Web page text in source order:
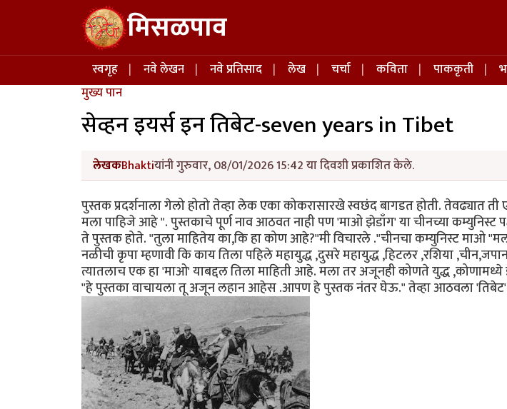
Skip to main content मिसळपाव
Main navigation
स्वगृह नवे लेखन नवे प्रतिसाद लेख चर्चा कविता पाककृती
मुख्य पान
सेव्हन इयर्स इन तिबेट-seven years in Tibet
लेखकBhaktiयांनी गुरुवार, 08/01/2026 15:42 या दिवशी प्रकाशित केले.
पुस्तक प्रदर्शनाला गेलो होतो तेव्हा लेक एका कोकरासारखे स्वछंद बागडत होती.
मला पाहिजे आहे ". पुस्तकाचे पूर्ण नाव आठवत नाही पण 'माओ झेडाँग' या चीनच्या कम्युनिस्ट
ते पुस्तक होते. "तुला माहितेय का,कि हा कोण आहे?"मी विचारले ."चीनचा कम्युनिस्ट माओ
नळीची कृपा म्हणावी कि काय तिला पहिले महायुद्ध ,दुसरे महायुद्ध ,हिटलर ,रशिया
त्यातलाच एक हा 'माओ' याबद्दल तिला माहिती आहे. मला तर अजूनही कोणते युद्ध
"हे पुस्तका वाचायला तू अजून लहान आहेस .आपण हे पुस्तक नंतर घेऊ." तेव्हा आठवला